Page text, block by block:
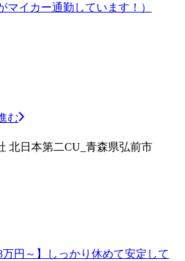
イカー通勤しています！）
む
北日本第二CU_青森県弘前市
万円～】しっかり休めて安定して